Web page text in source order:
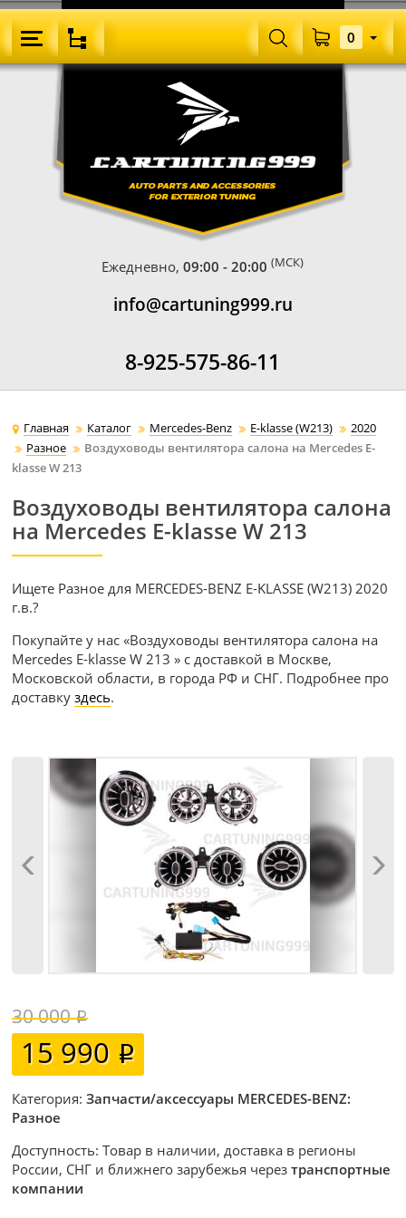
Ежедневно,09:00 - 20:00 (МСК)
info@cartuning999.ru
8-925-575-86-11
0
Главная Каталог Mercedes-Benz E-klasse (W213)
2020
Разное
Воздуховоды вентилятора салона на Mercedes E-
klasse W 213
Воздуховоды вентилятора салона
на Mercedes E-klasse W 213
Ищете Разное для MERCEDES-BENZ E-KLASSE (W213) 2020
г.в.?
Покупайте у нас «Воздуховоды вентилятора салона на
Mercedes E-klasse W 213 » с доставкой в Москве,
Московской области, в города РФ и СНГ. Подробнее про
доставкуздесь.
30 000
15 990
Категория:Запчасти/аксессуары MERCEDES-BENZ:
Разное
Доступность: Товар в наличии, доставка в регионы
России, СНГ и ближнего зарубежья черезтранспортные
компании